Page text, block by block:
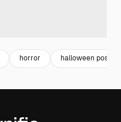
horror halloween poster